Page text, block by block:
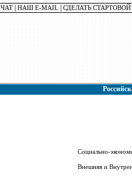
ЧАТ НАШ E-MAIL СДЕЛАТЬ СТАРТОВОЙ
Социально-
Внешняя и